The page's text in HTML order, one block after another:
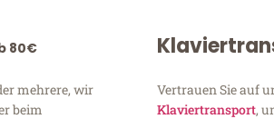
80€
mehrere, wir
beim
Vertrauen Sie auf
Klaviertransport,